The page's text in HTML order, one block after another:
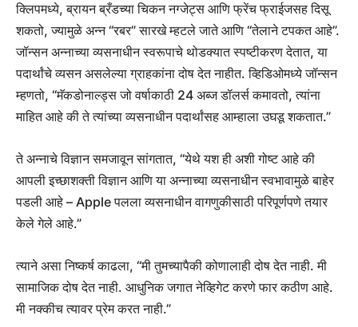
क्लिपमध्ये, ब्रायन ब्रँडच्या चिकन नग्जेट्स आणि फ्रेंच फ्राईजसह दिसू
शकतो, ज्यामुळे अन्न “रबर” सारखे म्हटले जाते आणि “तेलाने टपकत आहे”.
जॉन्सन अन्नाच्या व्यसनाधीन स्वरूपाचे थोडक्यात स्पष्टीकरण देतात, या
पदार्थांचे व्यसन असलेल्या ग्राहकांना दोष देत नाहीत. व्हिडिओमध्ये जॉन्सन
म्हणतो, “मॅकडोनाल्ड्स जो वर्षाकाठी 24 अब्ज डॉलर्स कमावतो, त्यांना
माहित आहे की ते त्यांच्या व्यसनाधीन पदार्थांसह आम्हाला उघडू शकतात.”
ते अन्नाचे विज्ञान समजावून सांगतात, “येथे यश ही अशी गोष्ट आहे की
आपली इच्छाशक्ती विज्ञान आणि या अन्नाच्या व्यसनाधीन स्वभावामुळे बाहेर
पडली आहे – Apple पलला व्यसनाधीन वागणुकीसाठी परिपूर्णपणे तयार
केले गेले आहे.”
त्याने असा निष्कर्ष काढला, “मी तुमच्यापैकी कोणालाही दोष देत नाही. मी
सामाजिक दोष देत नाही. आधुनिक जगात नेव्हिगेट करणे फार कठीण आहे.
मी नक्कीच त्यावर प्रेम करत नाही.”